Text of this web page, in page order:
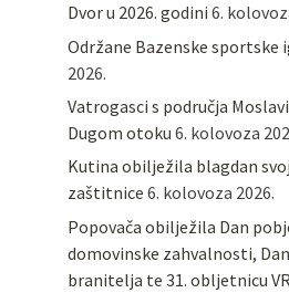
Dvor u 2026. godini 6.
Održane Bazenske sportske
2026.
Vatrogasci s područja
Dugom otoku 6. kolovoza
Kutina obilježila blagdan
zaštitnice 6. kolovoza 2026.
Popovača obilježila Dan
domovinske zahvalnosti,
branitelja te 31. obljetnicu